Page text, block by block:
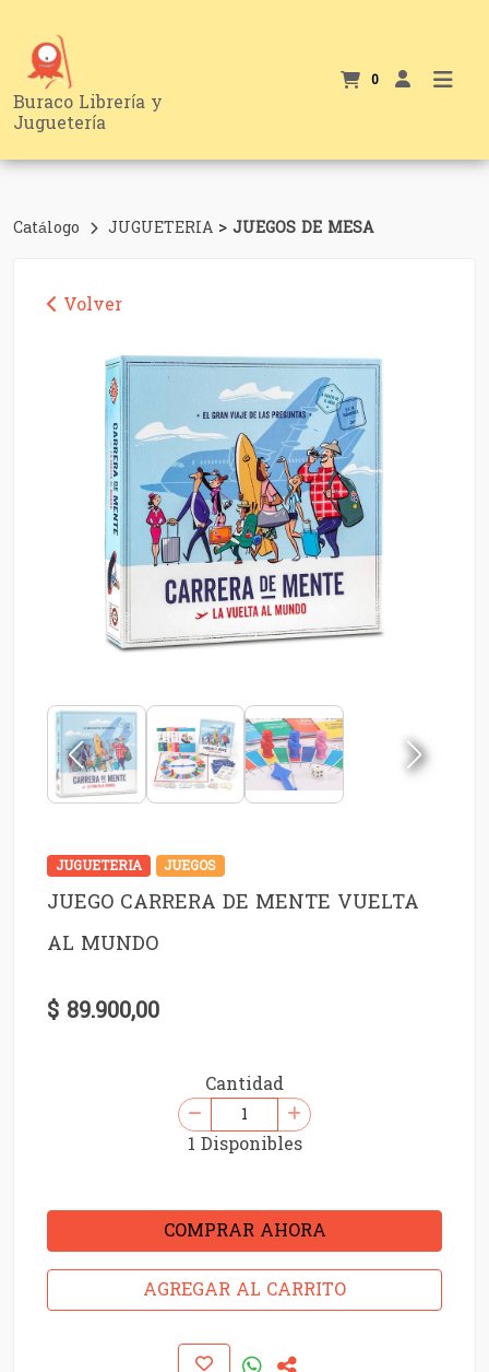
Buraco Librería y
Juguetería
0
Catálogo JUGUETERIA > JUEGOS DE MESA
Volver
JUGUETERIA JUEGOS
JUEGO CARRERA DE MENTE VUELTA
AL MUNDO
$ 89.900,00
Cantidad
1 Disponibles
COMPRAR AHORA
AGREGAR AL CARRITO